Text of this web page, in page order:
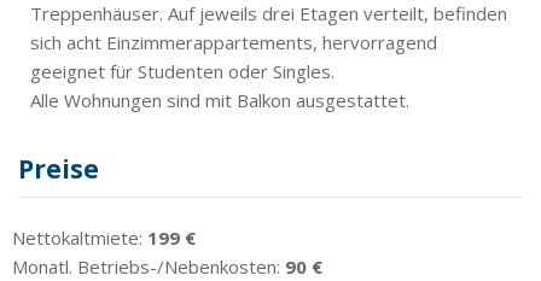
Treppenhäuser. Auf jeweils drei Etagen verteilt, befinden
sich acht Einzimmerappartements, hervorragend
geeignet für Studenten oder Singles.
Alle Wohnungen sind mit Balkon ausgestattet.
Preise
Nettokaltmiete: 199 €
Monatl. Betriebs-/Nebenkosten: 90 €